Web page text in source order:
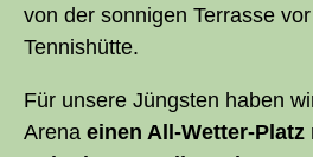
von der son­ni­gen Ter­ras­se
Tennishütte.
Für unse­re Jüngs­ten haben
Are­na einen All-Wet­ter-